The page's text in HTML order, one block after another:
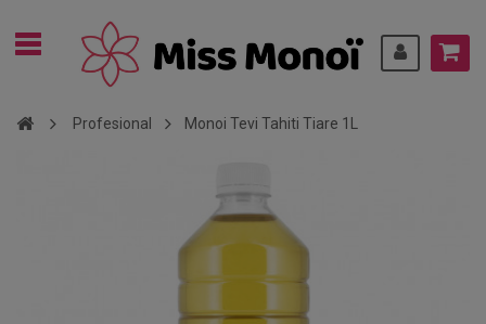
Profesional Monoi Tevi Tahiti Tiare 1L